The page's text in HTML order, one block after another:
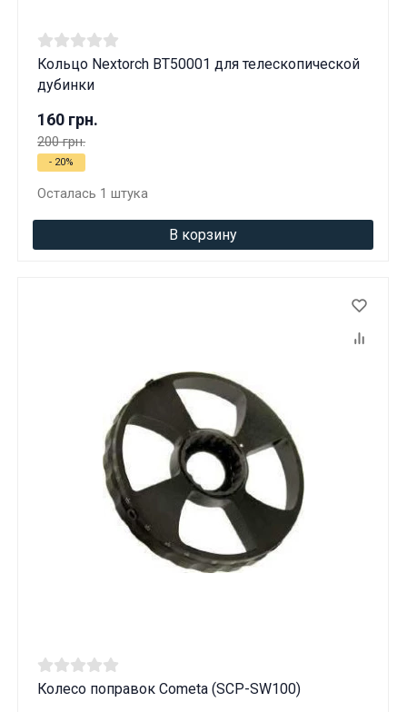
Кольцо Nextorch BT50001 для телескопической
дубинки
160 грн.
200 грн.
- 20%
Осталась 1 штука
В корзину
Колесо поправок Cometa (SCP-SW100)